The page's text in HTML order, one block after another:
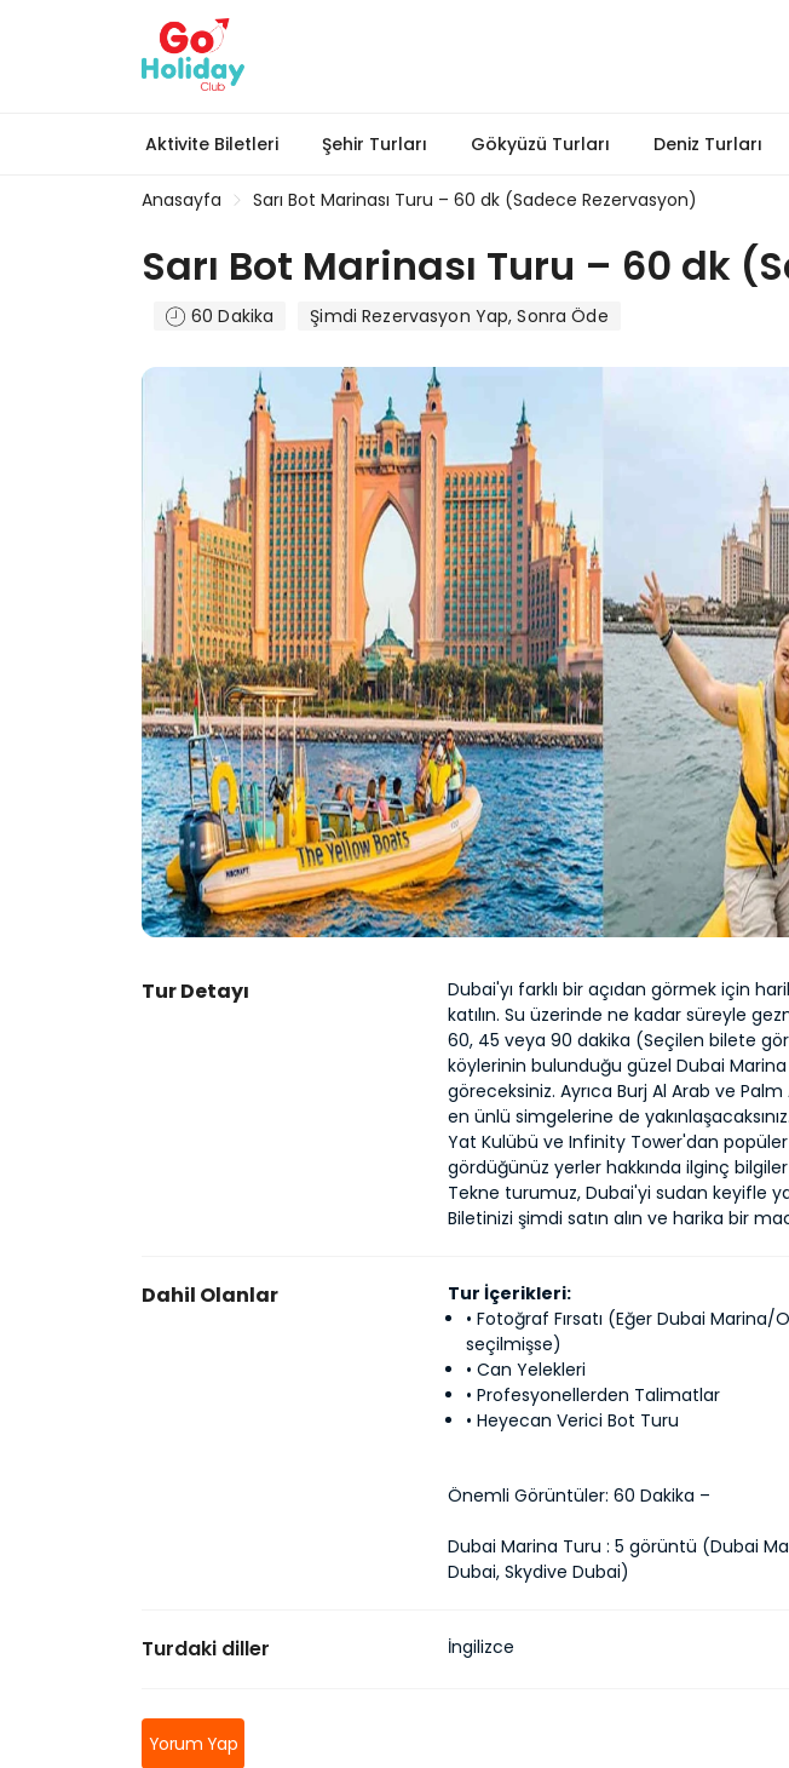
Aktivite Biletleri Şehir Turları Gökyüzü Turları Deniz Turları
Anasayfa Sarı Bot Marinası Turu – 60 dk (Sadece Rezervasyon)
Sarı Bot Marinası Turu – 60 dk
60 Dakika Şimdi Rezervasyon Yap, Sonra Öde
Tur Detayı
Dubai'yı farklı bir açıdan görmek için
katılın. Su üzerinde ne kadar süreyle
60, 45 veya 90 dakika (Seçilen bilete
köylerinin bulunduğu güzel Dubai
göreceksiniz. Ayrıca Burj Al Arab ve
en ünlü simgelerine de
Yat Kulübü ve Infinity Tower'dan
gördüğünüz yerler hakkında ilginç
Tekne turumuz, Dubai'yi sudan keyifle
Biletinizi şimdi satın alın ve harika bir
Dahil Olanlar
Tur İçerikleri:
• Fotoğraf Fırsatı (Eğer Dubai Marina/
seçilmişse)
• Can Yelekleri
• Profesyonellerden Talimatlar
• Heyecan Verici Bot Turu
Önemli Görüntüler: 60 Dakika –
Dubai Marina Turu : 5 görüntü (Dubai
Dubai, Skydive Dubai)
Turdaki diller İngilizce
Yorum Yap